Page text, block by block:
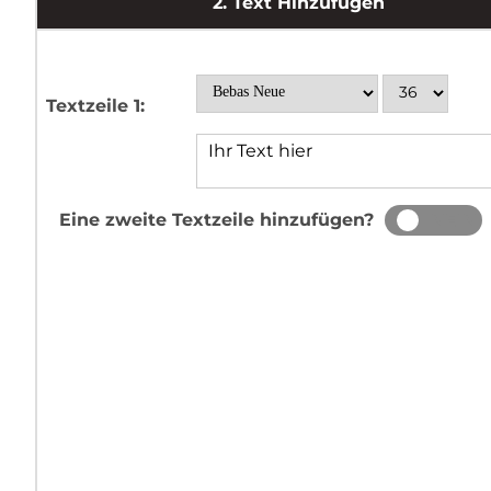
Textzeile 1:
Eine zweite Textzeile hinzufügen?
JA